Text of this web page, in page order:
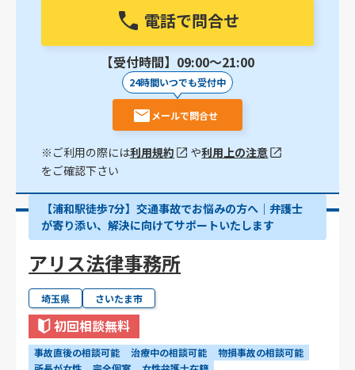
電話で問合せ
【受付時間】09:00〜21:00
24時間いつでも受付中
メールで問合せ
※ご利用の際には利用規約 や利用上の注意
をご確認下さい
【浦和駅徒歩7分】交通事故でお悩みの方へ｜弁護士
が寄り添い、解決に向けてサポートいたします
アリス法律事務所
埼玉県 さいたま市
初回相談無料
事故直後の相談可能 治療中の相談可能
物損事故の相談可能